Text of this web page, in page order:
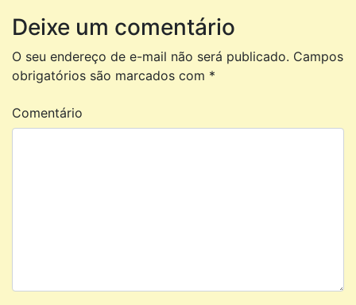
Deixe um comentário
O seu endereço de e-mail não será publicado. Campos
obrigatórios são marcados com *
Comentário